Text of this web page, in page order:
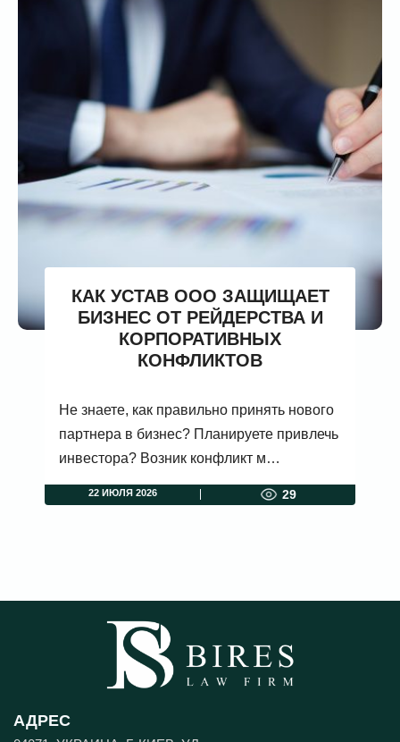
КАК УСТАВ ООО ЗАЩИЩАЕТ
БИЗНЕС ОТ РЕЙДЕРСТВА И
КОРПОРАТИВНЫХ
КОНФЛИКТОВ
Не знаете, как правильно принять нового
партнера в бизнес? Планируете привлечь
инвестора? Возник конфликт м…
22 ИЮЛЯ 2026 29
АДРЕС